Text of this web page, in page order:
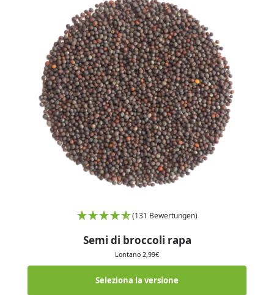
(131 Bewertungen)
Semi di broccoli rapa
Lontano 2,99€
Seleziona la versione